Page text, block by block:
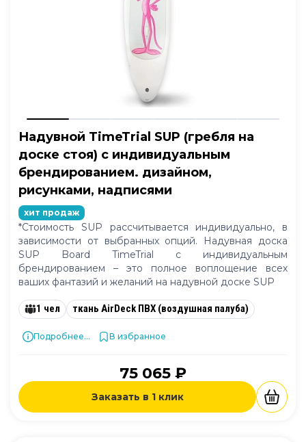
Надувной TimeTrial SUP (гребля на
доске стоя) с индивидуальным
брендированием. дизайном,
рисунками, надписями
хит продаж
*Стоимость SUP рассчитывается индивидуально, в
зависимости от выбранных опций. Надувная доска
SUP Board TimeTrial с индивидуальным
брендированием – это полное воплощение всех
ваших фантазий и желаний на надувной доске SUP
1 чел ткань AirDeck ПВХ (воздушная палуба)
Подробнее... В избранное
75 065 ₽
Заказать в 1 клик